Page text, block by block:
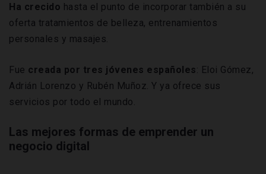
Ha crecido hasta el punto de incorporar también a su
oferta tratamientos de belleza, entrenamientos
personales y masajes.
Fue creada por tres jóvenes españoles: Eloi Gómez,
Adrián Lorenzo y Rubén Muñoz. Y ya ofrece sus
servicios por todo el mundo.
Las mejores formas de emprender un
negocio digital